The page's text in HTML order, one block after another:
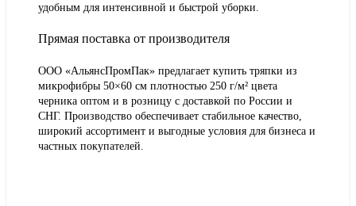
удобным для интенсивной и быстрой уборки.
Прямая поставка от производителя
ООО «АльянсПромПак» предлагает купить тряпки из
микрофибры 50×60 см плотностью 250 г/м² цвета
черника оптом и в розницу с доставкой по России и
СНГ. Производство обеспечивает стабильное качество,
широкий ассортимент и выгодные условия для бизнеса и
частных покупателей.